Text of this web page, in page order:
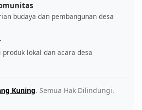
budaya dan pembangunan desa
lokal dan acara desa
Kuning. Semua Hak Dilindungi.